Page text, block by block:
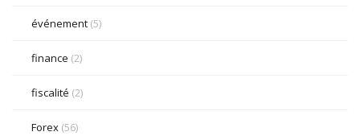
événement (5)
finance (2)
fiscalité (2)
Forex (56)